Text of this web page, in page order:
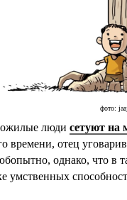
фото:
люди сетуют на
времени, отец
однако, что в
умственных